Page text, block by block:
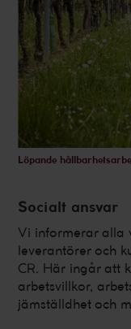
Löpande
Socialt ansvar
Vi informerar alla
leverantörer och
CR. Här ingår att
arbetsvillkor,
jämställdhet och